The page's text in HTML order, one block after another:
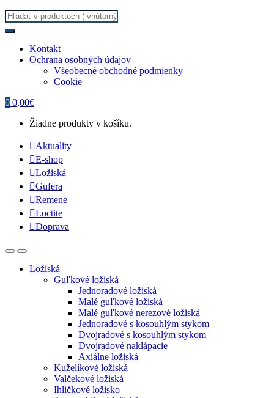
Search for:
Kontakt
Ochrana osobných údajov
Všeobecné obchodné podmienky
Cookie
0 0,00€
Žiadne produkty v košíku.
Aktuality
E-shop
Ložiská
Gufera
Remene
Loctite
Doprava
Ložiská
Guľkové ložiská
Jednoradové ložiská
Malé guľkové ložiská
Malé guľkové nerezové ložiská
Jednoradové s kosouhlým stykom
Dvojradové s kosouhlým stykom
Dvojradové naklápacie
Axiálne ložiská
Kuželíkové ložiská
Valčekové ložiská
Ihličkové ložisko